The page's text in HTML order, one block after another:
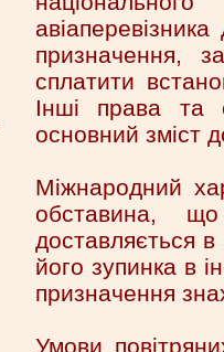
призначення,
сплатити
Інші права та
основний зміст
Міжнародний
обставина,
доставляється
його зупинка в
призначення
Умови